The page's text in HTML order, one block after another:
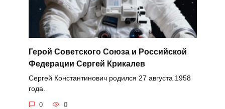
Герой Советского Союза и Российской
Федерации Сергей Крикалев
Сергей Константинович родился 27 августа 1958
года.
0 0